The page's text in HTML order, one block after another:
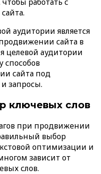
аудитории является
сайта в
целевой аудитории
способов
сайта под
запросы.
ключевых слов
при продвижении
выбор
оптимизации и
зависит от
слов.